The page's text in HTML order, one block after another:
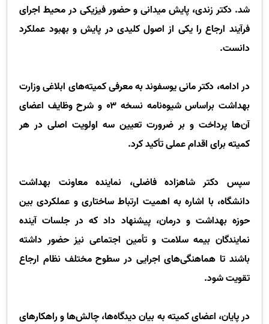
شد. دکتر زندی، پایش میدانی و حضور فیزیکی در محیط اجرای
فرآیند ارجاع را یکی از اصول کلیدی در پایش و بهبود عملکرد
دانست.
در ادامه، دکتر مانی یوسفوند به معرفی کمیته‌های ابلاغی وزارت
بهداشت براساس شیوه‌نامه نسخه ۰۳ و شرح وظایف اعضای
آن‌ها پرداخت و بر ضرورت تعیین سه اولویت اصلی در هر
کمیته برای اقدام عملی تأکید کرد.
سپس دکتر شاهزاده فاضلی، نماینده معاونت بهداشت
دانشگاه، با اشاره به اهمیت ارتباط ساختاری و عملکردی بین
حوزه بهداشت و درمان، پیشنهاد داد که در جلسات آینده
نمایندگان بیمه سلامت و تأمین اجتماعی نیز حضور داشته
باشند تا هماهنگی‌های اجرایی در سطوح مختلف نظام ارجاع
تقویت شود.
در پایان، اعضای کمیته به بیان دیدگاه‌ها، چالش‌ها و راهکارهای